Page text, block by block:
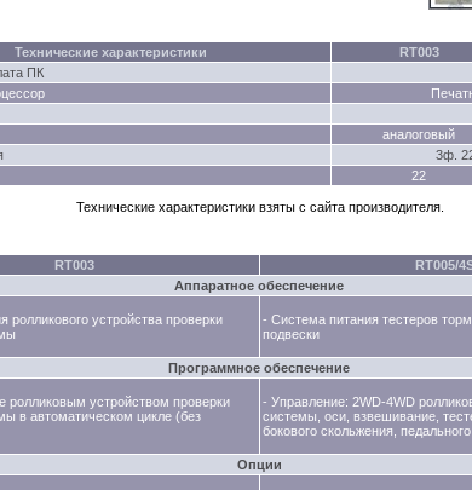
Технические характеристики RT003
ПК
аналоговый
3ф.
22
Технические характеристики взяты с сайта производителя.
RT003
RT005/
Аппаратное обеспечение
ролликового устройства проверки
- Система питания тестеров
подвески
Программное обеспечение
ролликовым устройством проверки
в автоматическом цикле (без
- Управление: 2WD-4WD
системы, оси, взвешивание,
бокового скольжения,
Опции